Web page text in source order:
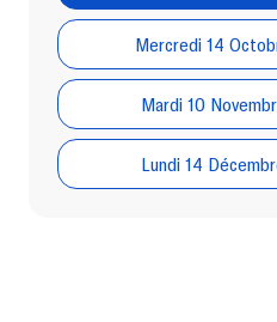
Mercredi 14
Mardi 10
Lundi 14